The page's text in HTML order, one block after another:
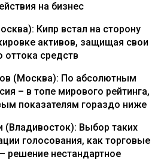
на бизнес
Кипр встал на сторону
активов, защищая свои
оттока средств
(Москва): По абсолютным
– в топе мирового рейтинга,
показателям гораздо ниже
(Владивосток): Выбор таких
голосования, как торговые
решение нестандартное